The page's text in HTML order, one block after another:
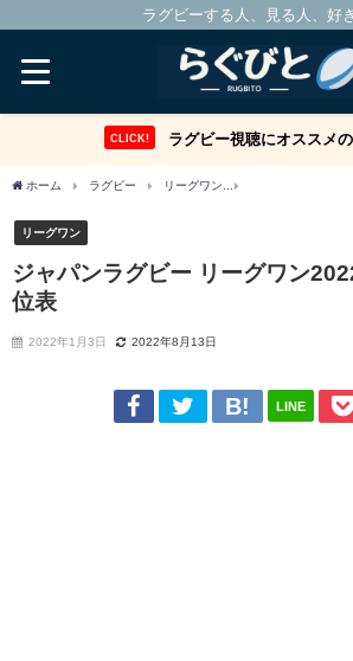
ラグビーする人、見る人、好
CLICK! ラグビー視聴にオススメ
ホーム ラグビー リーグワン
リーグワン
ジャパンラグビー リーグワン
位表
2022年1月3日 2022年8月13日
LINE